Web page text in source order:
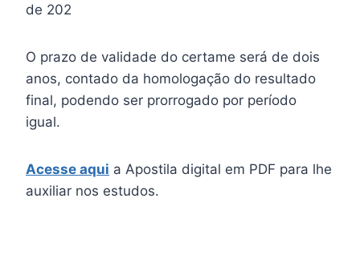
de 202
O prazo de validade do certame será de dois
anos, contado da homologação do resultado
final, podendo ser prorrogado por período
igual.
Acesse aqui a Apostila digital em PDF para lhe
auxiliar nos estudos.